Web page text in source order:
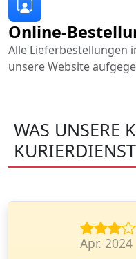
Online-
Alle Lieferbestellungen
unsere Website
WAS UNSERE
Aug. 2024